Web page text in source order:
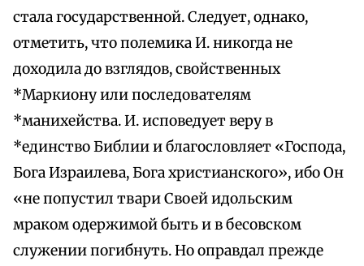
стала государственной. Следует, однако,
отметить, что полемика И. никогда не
доходила до взглядов, свойственных
*Маркиону или последователям
*манихейства. И. исповедует веру в
*единство Библии и благословляет «Господа,
Бога Израилева, Бога христианского», ибо Он
«не попустил твари Своей идольским
мраком одержимой быть и в бесовском
служении погибнуть. Но оправдал прежде